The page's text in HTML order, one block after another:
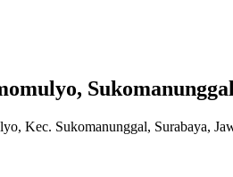
Kec. Sukomanunggal, Surabaya,